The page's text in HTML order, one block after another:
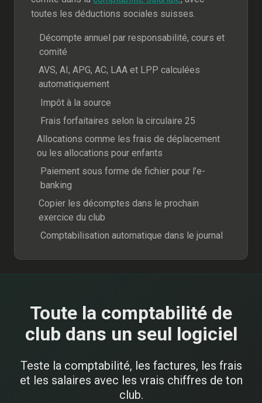
toutes les déductions sociales suisses.
Décompte annuel par responsabilité, cours et
comité
AVS, AI, APG, AC, LAA et LPP calculées
automatiquement
Impôt à la source
Frais forfaitaires selon la circulaire 25
Allocations comme les frais de déplacement
ou les allocations pour enfants
Paiement sous forme de fichier pour l’e-
banking
Copier les décomptes dans le prochain
exercice du club
Comptabilisation automatique dans le journal
Toute la comptabilité de
club dans un seul logiciel
Teste la comptabilité, les factures, les frais
et les salaires avec les vrais chiffres de ton
club.